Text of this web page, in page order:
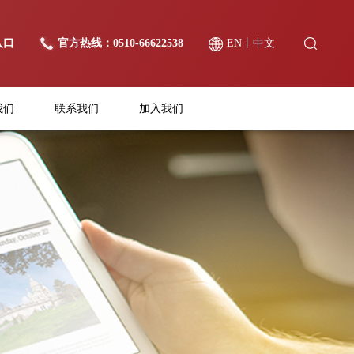
EN丨 中文
官方热线：0510-66622538
们 联系我们 加入我们